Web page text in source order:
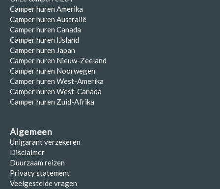
Camper huren Amerika
Camper huren Australië
Camper huren Canada
Camper huren IJsland
Camper huren Japan
Camper huren Nieuw-Zeeland
Camper huren Noorwegen
Camper huren West-Amerika
Camper huren West-Canada
Camper huren Zuid-Afrika
Algemeen
Unigarant verzekeren
Disclaimer
Duurzaam reizen
Privacy statement
Veelgestelde vragen